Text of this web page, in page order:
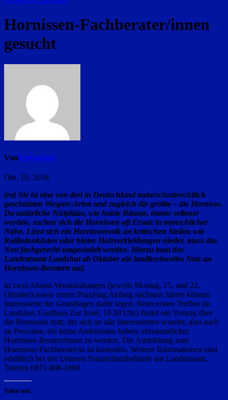
Hornissen-Fachberater/innen
gesucht
VonRedaktion
Okt. 10, 2018
(ra) Sie ist eine von drei in Deutschland naturschutzrechtlich
geschützten Wespen-Arten und zugleich die größte – die Hornisse.
Da natürliche Nistplätze, wie hohle Bäume, immer seltener
werden, suchen sich die Hornissen oft Ersatz in menschlicher
Nähe. Lässt sich ein Hornissenvolk an kritischen Stellen wie
Rollladenkästen oder hinter Holzverkleidungen nieder, muss das
Nest fachgerecht umgesiedelt werden. Hierzu baut das
Landratsamt Landshut ab Oktober ein landkreisweites Netz an
Hornissen-Beratern auf.
In zwei Abend-Veranstaltungen (jeweils Montag, 15. und 22.
Oktober) sowie einem Praxistag Anfang nächsten Jahres können
Interessierte die Grundlagen dafür legen. Beim ersten Treffen (in
Landshut, Gasthaus Zur Insel, 19.30 Uhr) findet ein Vortrag über
die Hornissen statt, der sich an alle Interessierten wendet, also auch
an Personen, die keine Ambitionen haben, ehrenamtlicher
Hornissen-Berater/innen zu werden. Die Ausbildung zum
Hornissen-Fachberater/in ist kostenlos. Weitere Informationen sind
erhältlich bei der Unteren Naturschutzbehörde am Landratsamt,
Telefon 0871/408-1860.
Teilen mit: